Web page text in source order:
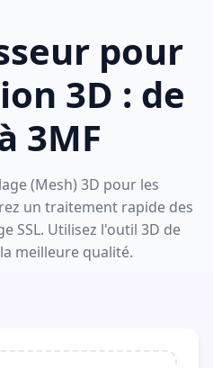
pour
3D : de
3MF
(Mesh) 3D pour les
un traitement rapide des
SSL. Utilisez l'outil 3D de
meilleure qualité.